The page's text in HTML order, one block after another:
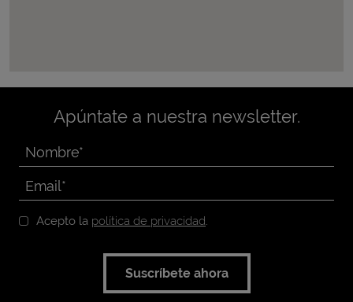
Apúntate a nuestra newsletter.
Acepto la política de privacidad.
Suscríbete ahora